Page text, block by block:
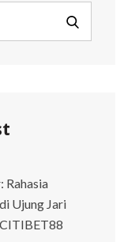
SEARCH
Rahasia
Ujung Jari